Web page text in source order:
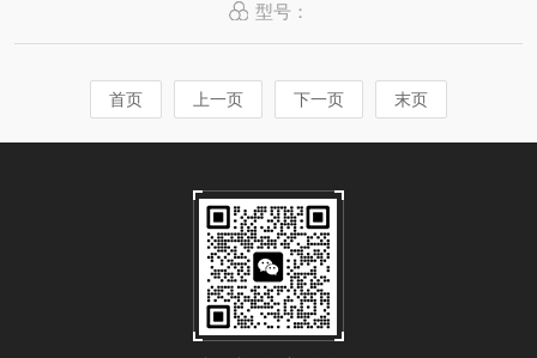
型号：
首页 上一页 下一页 末页